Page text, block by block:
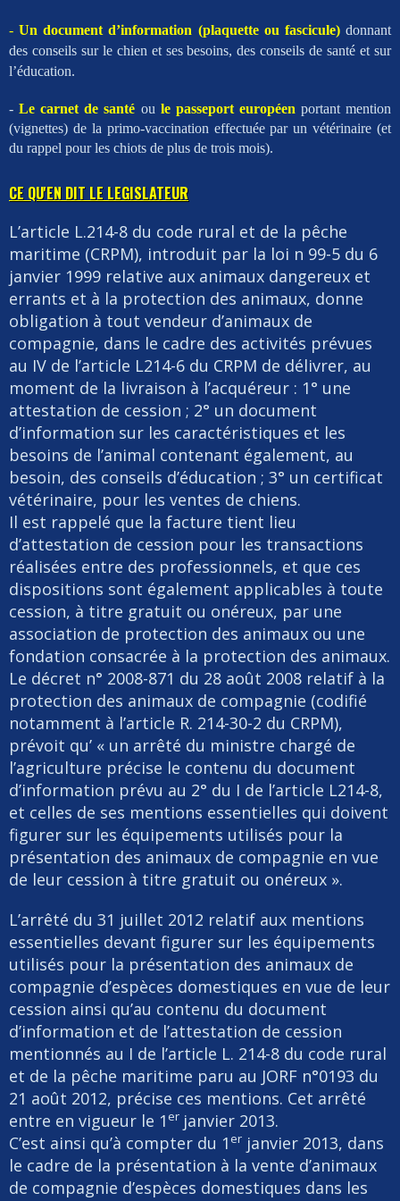
-Un document d’information (plaquette ou fascicule) donnant
des conseils sur le chien et ses besoins, des conseils de santé et sur
l’éducation.
- Le carnet de santé ou le passeport européen portant mention
(vignettes) de la primo-vaccination effectuée par un vétérinaire (et
du rappel pour les chiots de plus de trois mois).
CE QU'EN DIT LE LEGISLATEUR
L’article L.214-8 du code rural et de la pêche
maritime (CRPM), introduit par la loi n 99-5 du 6
janvier 1999 relative aux animaux dangereux et
errants et à la protection des animaux, donne
obligation à tout vendeur d’animaux de
compagnie, dans le cadre des activités prévues
au IV de l’article L214-6 du CRPM de délivrer, au
moment de la livraison à l’acquéreur : 1° une
attestation de cession ; 2° un document
d’information sur les caractéristiques et les
besoins de l’animal contenant également, au
besoin, des conseils d’éducation ; 3° un certificat
vétérinaire, pour les ventes de chiens.
Il est rappelé que la facture tient lieu
d’attestation de cession pour les transactions
réalisées entre des professionnels, et que ces
dispositions sont également applicables à toute
cession, à titre gratuit ou onéreux, par une
association de protection des animaux ou une
fondation consacrée à la protection des animaux.
Le décret n° 2008-871 du 28 août 2008 relatif à la
protection des animaux de compagnie (codifié
notamment à l’article R. 214-30-2 du CRPM),
prévoit qu’ « un arrêté du ministre chargé de
l’agriculture précise le contenu du document
d’information prévu au 2° du I de l’article L214-8,
et celles de ses mentions essentielles qui doivent
figurer sur les équipements utilisés pour la
présentation des animaux de compagnie en vue
de leur cession à titre gratuit ou onéreux ».
L’arrêté du 31 juillet 2012 relatif aux mentions
essentielles devant figurer sur les équipements
utilisés pour la présentation des animaux de
compagnie d’espèces domestiques en vue de leur
cession ainsi qu’au contenu du document
d’information et de l’attestation de cession
mentionnés au I de l’article L. 214-8 du code rural
et de la pêche maritime paru au JORF n°0193 du
21 août 2012, précise ces mentions. Cet arrêté
entre en vigueur le 1er janvier 2013.
C’est ainsi qu’à compter du 1er janvier 2013, dans
le cadre de la présentation à la vente d’animaux
de compagnie d’espèces domestiques dans les